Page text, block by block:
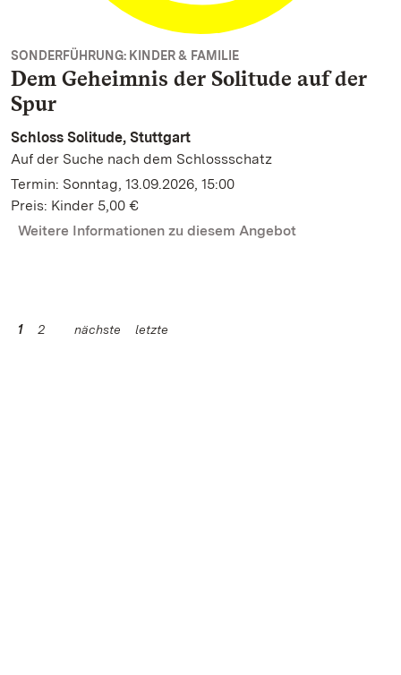
SONDERFÜHRUNG: KINDER & FAMILIE
Dem Geheimnis der Solitude auf der
Spur
Schloss Solitude, Stuttgart
Auf der Suche nach dem Schlossschatz
Termin: Sonntag, 13.09.2026, 15:00
Preis: Kinder 5,00 €
Weitere Informationen zu diesem Angebot
1 2 nächste letzte